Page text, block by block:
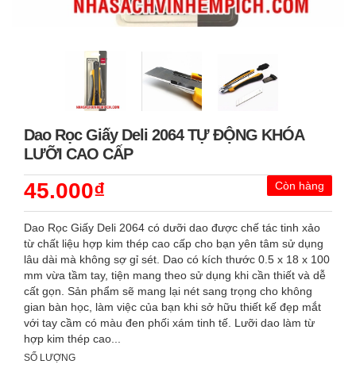
Dao Rọc Giấy Deli 2064 TỰ ĐỘNG KHÓA
LƯỠI CAO CẤP
Còn hàng
45.000₫
Dao Rọc Giấy Deli 2064 có dưỡi dao được chế tác tinh xảo
từ chất liệu hợp kim thép cao cấp cho bạn yên tâm sử dụng
lâu dài mà không sợ gỉ sét. Dao có kích thước 0.5 x 18 x 100
mm vừa tầm tay, tiện mang theo sử dụng khi cần thiết và dễ
cất gọn. Sản phẩm sẽ mang lại nét sang trọng cho không
gian bàn học, làm việc của bạn khi sở hữu thiết kế đẹp mắt
với tay cầm có màu đen phối xám tinh tế. Lưỡi dao làm từ
hợp kim thép cao...
SỐ LƯỢNG